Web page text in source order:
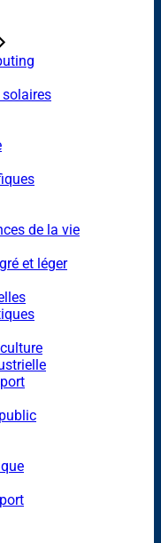
de la vie
et léger